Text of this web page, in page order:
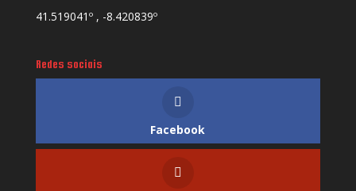
41.519041º , -8.420839º
Redes sociais
Facebook